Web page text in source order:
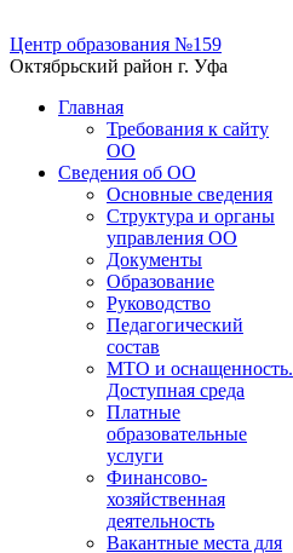
Центр образования №159
Октябрьский район г. Уфа
Главная
Требования к сайту
ОО
Сведения об ОО
Основные сведения
Структура и органы
управления ОО
Документы
Образование
Руководство
Педагогический
состав
МТО и оснащенность.
Доступная среда
Платные
образовательные
услуги
Финансово-
хозяйственная
деятельность
Вакантные места для